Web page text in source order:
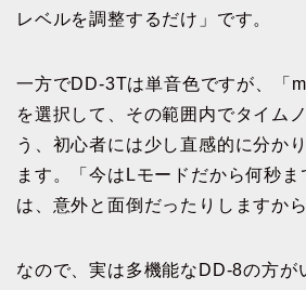
レベルを調整するだけ」です。
一方でDD-3Tは単音色ですが、「
を選択して、その範囲内でタイム
う、初心者には少し直感的に分か
ます。「今はLモードだから何秒
は、意外と面倒だったりしますから
なので、実は多機能なDD-8の方が